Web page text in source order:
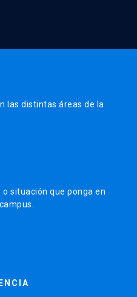
las distintas áreas de la
situación que ponga en